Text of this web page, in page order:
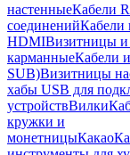
настенныеКабели
соединенийКабели
HDMIВизитницы и
карманныеКабели
SUB)Визитницы
хабы USB для
устройствВилки
кружки и
монетницыКакао